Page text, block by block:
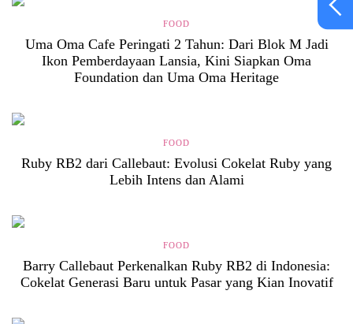
FOOD
Uma Oma Cafe Peringati 2 Tahun: Dari Blok M Jadi
Ikon Pemberdayaan Lansia, Kini Siapkan Oma
Foundation dan Uma Oma Heritage
FOOD
Ruby RB2 dari Callebaut: Evolusi Cokelat Ruby yang
Lebih Intens dan Alami
FOOD
Barry Callebaut Perkenalkan Ruby RB2 di Indonesia:
Cokelat Generasi Baru untuk Pasar yang Kian Inovatif